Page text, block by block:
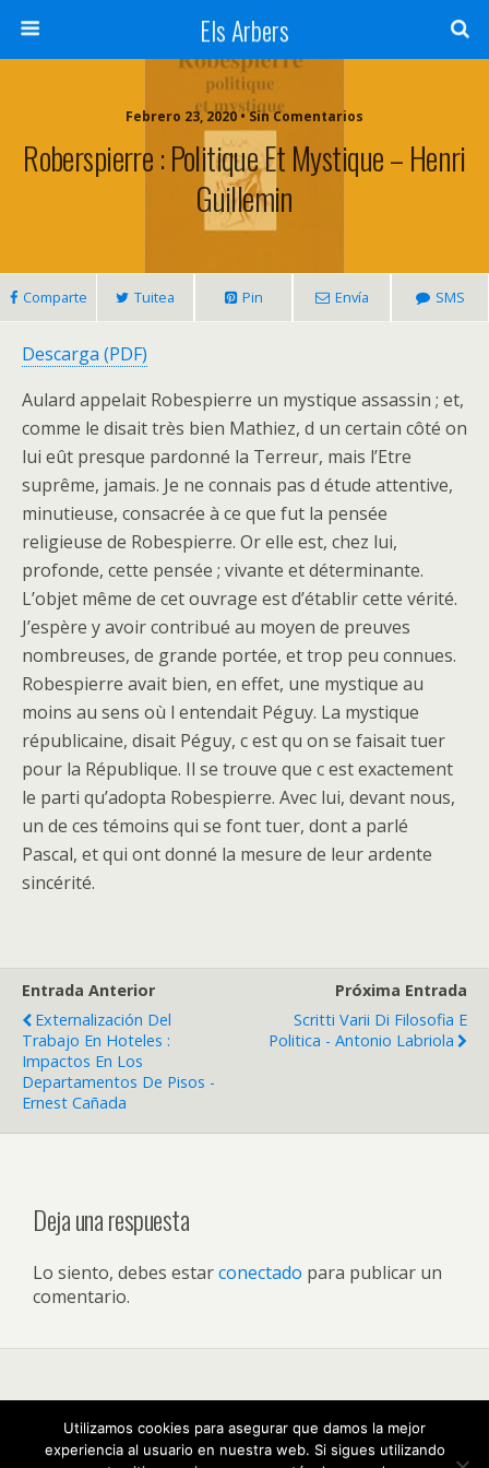
Els Arbers
Febrero 23, 2020 • Sin Comentarios
Roberspierre : Politique Et Mystique – Henri
Guillemin
Comparte Tuitea Pin Envía SMS
Descarga (PDF)
Aulard appelait Robespierre un mystique assassin ; et,
comme le disait très bien Mathiez, d un certain côté on
lui eût presque pardonné la Terreur, mais l’Etre
suprême, jamais. Je ne connais pas d étude attentive,
minutieuse, consacrée à ce que fut la pensée
religieuse de Robespierre. Or elle est, chez lui,
profonde, cette pensée ; vivante et déterminante.
L’objet même de cet ouvrage est d’établir cette vérité.
J’espère y avoir contribué au moyen de preuves
nombreuses, de grande portée, et trop peu connues.
Robespierre avait bien, en effet, une mystique au
moins au sens où l entendait Péguy. La mystique
républicaine, disait Péguy, c est qu on se faisait tuer
pour la République. Il se trouve que c est exactement
le parti qu’adopta Robespierre. Avec lui, devant nous,
un de ces témoins qui se font tuer, dont a parlé
Pascal, et qui ont donné la mesure de leur ardente
sincérité.
Entrada Anterior
Externalización Del
Trabajo En Hoteles :
Impactos En Los
Departamentos De Pisos -
Ernest Cañada
Próxima Entrada
Scritti Varii Di Filosofia E
Politica - Antonio Labriola
Deja una respuesta
Lo siento, debes estarconectado para publicar un
comentario.
Utilizamos cookies para asegurar que damos la mejor
experiencia al usuario en nuestra web. Si sigues utilizando